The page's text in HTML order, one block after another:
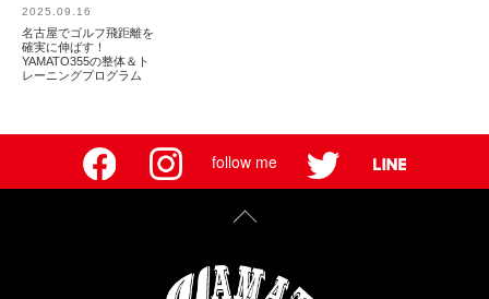
2025.09.16
名古屋でゴルフ飛距離を
確実に伸ばす！
YAMATO355の整体＆ト
レーニングプログラム
follow me